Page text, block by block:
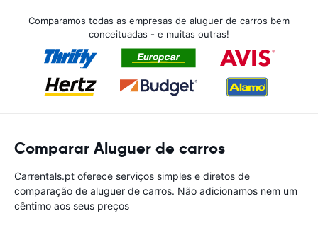
Comparamos todas as empresas de aluguer de carros bem
conceituadas - e muitas outras!
Comparar Aluguer de carros
Carrentals.pt oferece serviços simples e diretos de
comparação de aluguer de carros. Não adicionamos nem um
cêntimo aos seus preços